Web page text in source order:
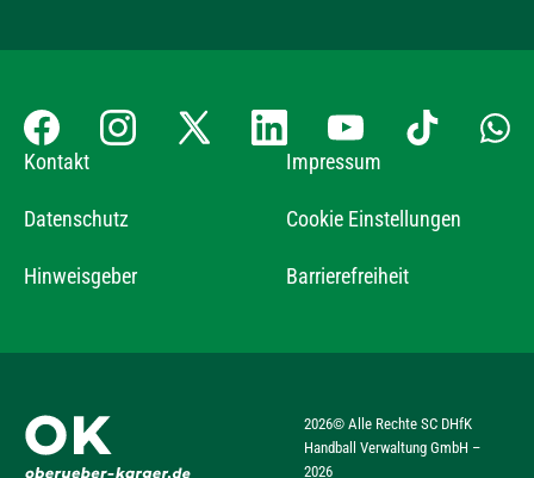
Kontakt Impressum
Datenschutz Cookie Einstellungen
Hinweisgeber Barrierefreiheit
2026© Alle Rechte SC DHfK
Handball Verwaltung GmbH –
2026